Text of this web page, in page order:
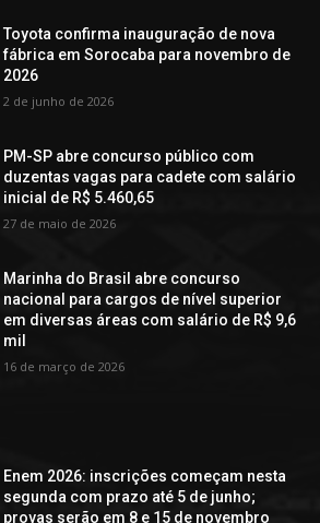
Toyota confirma inauguração de nova
fábrica em Sorocaba para novembro de
2026
2 de junho de 2026
PM-SP abre concurso público com
duzentas vagas para cadete com salário
inicial de R$ 5.460,65
27 de maio de 2026
Marinha do Brasil abre concurso
nacional para cargos de nível superior
em diversas áreas com salário de R$ 9,6
mil
16 de março de 2026
Enem 2026: inscrições começam nesta
segunda com prazo até 5 de junho;
provas serão em 8 e 15 de novembro